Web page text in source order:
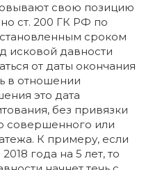
свою позицию
ст. 200 ГК РФ по
сроком
исковой давности
от даты окончания
в отношении
это дата
без привязки
совершенного или
К примеру, если
года на 5 лет, то